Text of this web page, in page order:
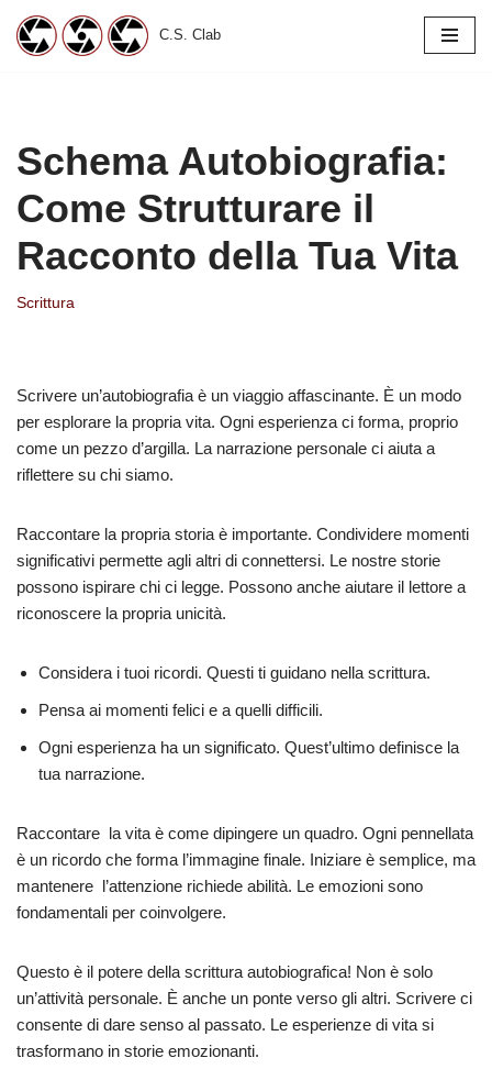
Vai
C.S. Clab
Schema Autobiografia:
Come Strutturare il
Racconto della Tua Vita
Scrittura
Scrivere un’autobiografia è un viaggio affascinante. È un modo
per esplorare la propria vita. Ogni esperienza ci forma, proprio
come un pezzo d’argilla. La narrazione personale ci aiuta a
riflettere su chi siamo.
Raccontare la propria storia è importante. Condividere momenti
significativi permette agli altri di connettersi. Le nostre storie
possono ispirare chi ci legge. Possono anche aiutare il lettore a
riconoscere la propria unicità.
Considera i tuoi ricordi. Questi ti guidano nella scrittura.
Pensa ai momenti felici e a quelli difficili.
Ogni esperienza ha un significato. Quest’ultimo definisce la
tua narrazione.
Raccontare la vita è come dipingere un quadro. Ogni pennellata
è un ricordo che forma l’immagine finale. Iniziare è semplice, ma
mantenere l’attenzione richiede abilità. Le emozioni sono
fondamentali per coinvolgere.
Questo è il potere della scrittura autobiografica! Non è solo
un’attività personale. È anche un ponte verso gli altri. Scrivere ci
consente di dare senso al passato. Le esperienze di vita si
trasformano in storie emozionanti.